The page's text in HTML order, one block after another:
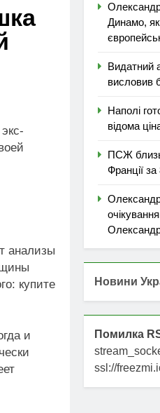
анализы
купите
и
Динамо,
Видатний
висловив
Наполі
відома
ПСЖ
Франції
Новини
Помилка
ssl://